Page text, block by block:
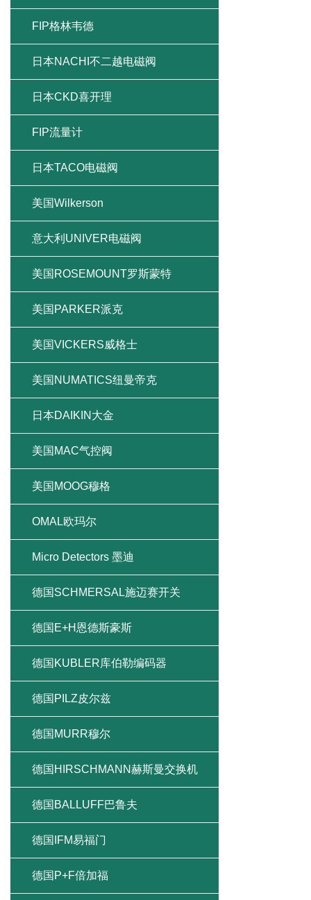
FIP格林韦德
日本NACHI不二越电磁阀
日本CKD喜开理
FIP流量计
日本TACO电磁阀
美国Wilkerson
意大利UNIVER电磁阀
美国ROSEMOUNT罗斯蒙特
美国PARKER派克
美国VICKERS威格士
美国NUMATICS纽曼帝克
日本DAIKIN大金
美国MAC气控阀
美国MOOG穆格
OMAL欧玛尔
Micro Detectors 墨迪
德国SCHMERSAL施迈赛开关
德国E+H恩德斯豪斯
德国KUBLER库伯勒编码器
德国PILZ皮尔兹
德国MURR穆尔
德国HIRSCHMANN赫斯曼交换机
德国BALLUFF巴鲁夫
德国IFM易福门
德国P+F倍加福